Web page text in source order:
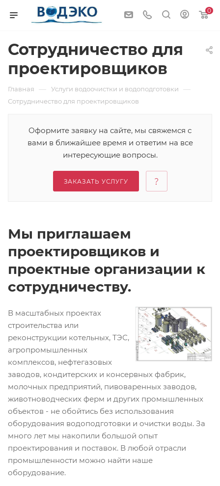
0
Сотрудничество для
проектировщиков
Главная — Услуги водоочистки и водоподготовки —
Сотрудничество для проектировщиков
Оформите заявку на сайте, мы свяжемся с
вами в ближайшее время и ответим на все
интересующие вопросы.
ЗАКАЗАТЬ УСЛУГУ
Мы приглашаем
проектировщиков и
проектные организации к
сотрудничеству.
В масштабных проектах
строительства или
реконструкции котельных, ТЭС,
агропромышленных
комплексов, нефтегазовых
заводов, кондитерских и консервных фабрик,
молочных предприятий, пивоваренных заводов,
животноводческих ферм и других промышленных
объектов - не обойтись без использования
оборудования водоподготовки и очистки воды. За
много лет мы накопили большой опыт
проектирования и поставок. В любой отрасли
промышленности можно найти наше
оборудование.